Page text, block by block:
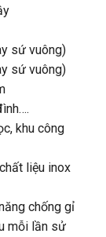
sứ vuông)
sứ vuông)
khu công
liệu inox
chống gỉ
mỗi lần sử